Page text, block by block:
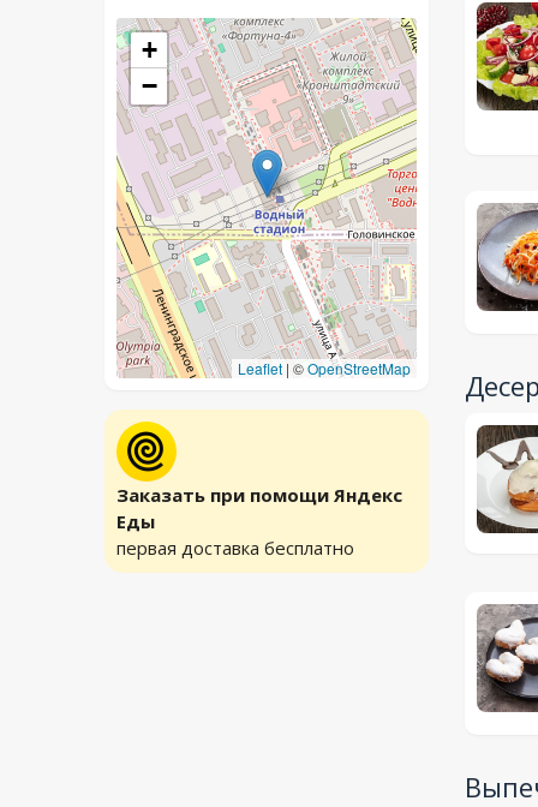
+
−
Leaflet | ©OpenStreetMap
Заказать при помощи Яндекс
Еды
первая доставка бесплатно